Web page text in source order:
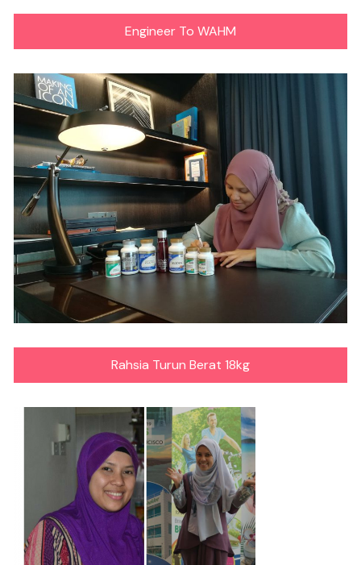
Engineer To WAHM
Rahsia Turun Berat 18kg